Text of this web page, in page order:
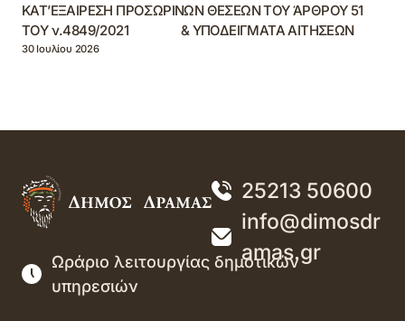
ΚΑΤ’ΕΞΑΙΡΕΣΗ ΠΡΟΣΩΡΙΝΩΝ ΘΕΣΕΩΝ ΤΟΥ ΆΡΘΡΟΥ 51
ΤΟΥ ν.4849/2021 & ΥΠΟΔΕΙΓΜΑΤΑ ΑΙΤΗΣΕΩΝ
30 Ιουλίου 2026
25213 50600
info@dimosdr
amas.gr
Ωράριο λειτουργίας δημοτικών
υπηρεσιών